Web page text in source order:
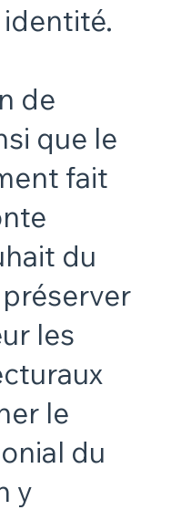
de
que le
fait
du
les
le
du
y